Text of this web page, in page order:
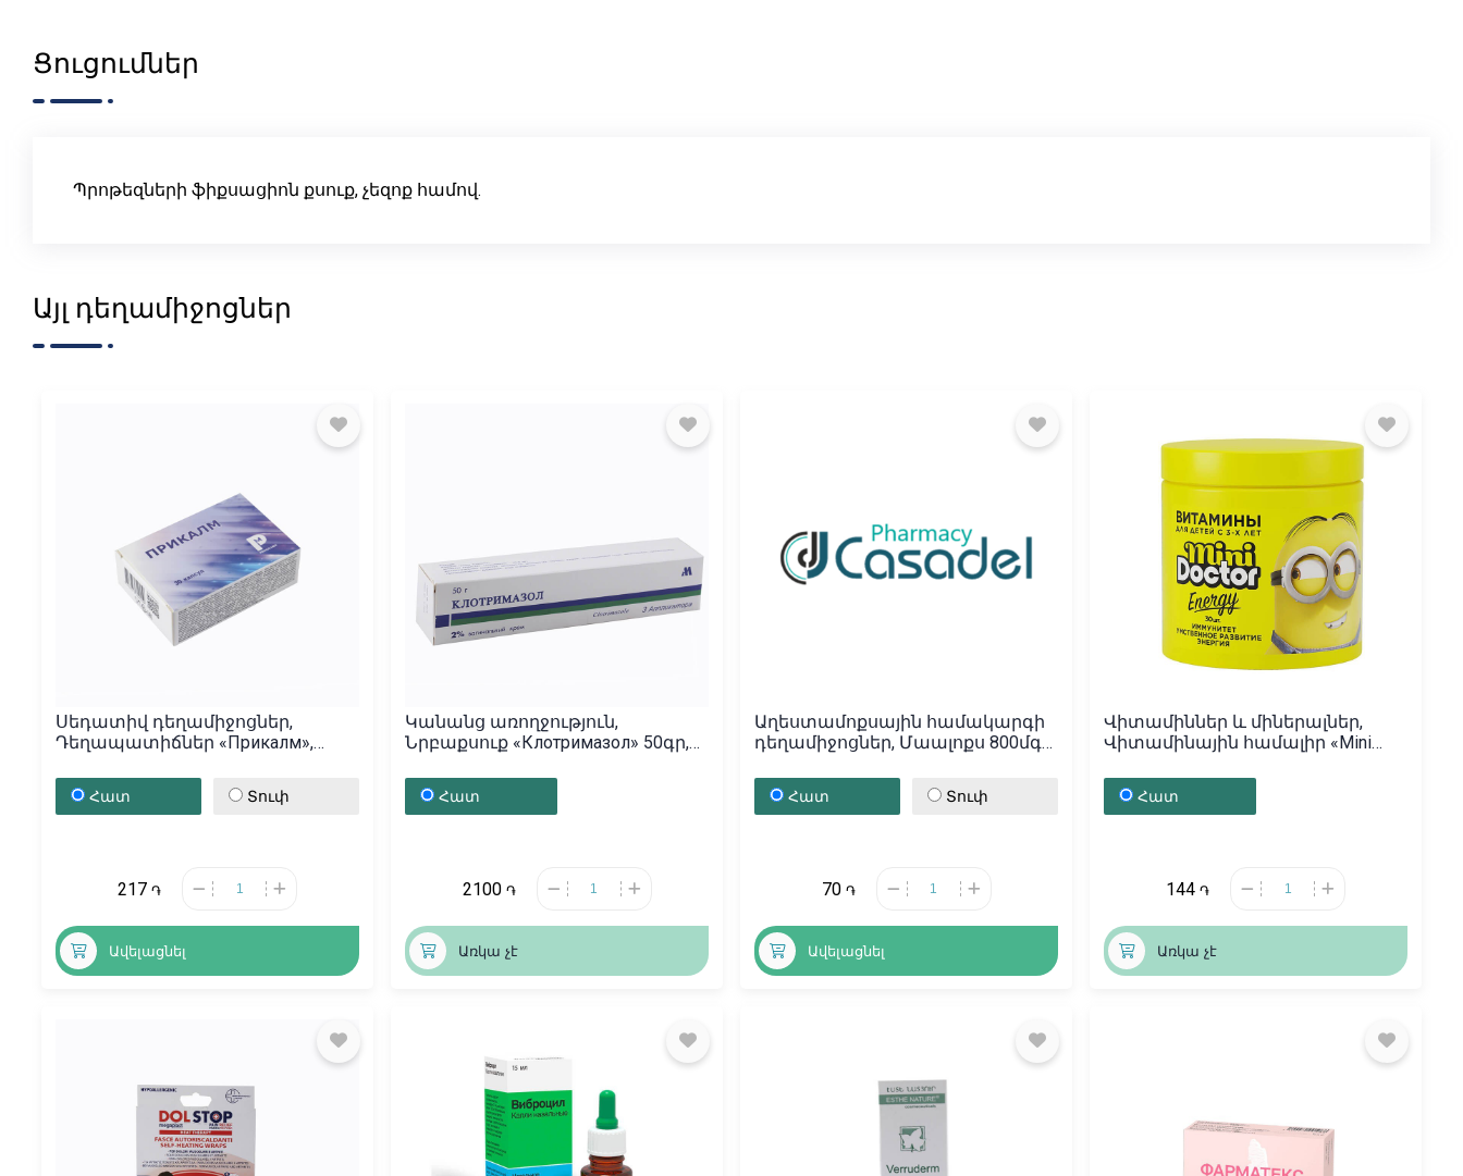
Ցուցումներ
Պրոթեզների ֆիքսացիոն քսուք, չեզոք համով.
Այլ դեղամիջոցներ
Սեդատիվ դեղամիջոցներ,
Դեղապատիճներ «Прикалм»,
Հատ Տուփ
217 ֏
Ավելացնել
Կանանց առողջություն,
Նրբաքսուք «Клотримазол» 50գր,
Հատ
2100 ֏
Առկա չէ
Աղեստամոքսային համակարգի
դեղամիջոցներ, Մաալոքս 800մգ
Հատ Տուփ
70 ֏
Ավելացնել
Վիտամիններ և միներալներ,
Վիտամինային համալիր «Mini
Հատ
144 ֏
Առկա չէ